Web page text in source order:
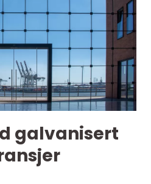
galvanisert